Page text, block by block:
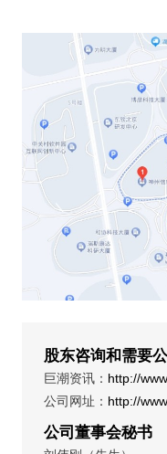
股东咨询和需要
巨潮资讯： http://
公司网址： http://www.
公司董事会秘书